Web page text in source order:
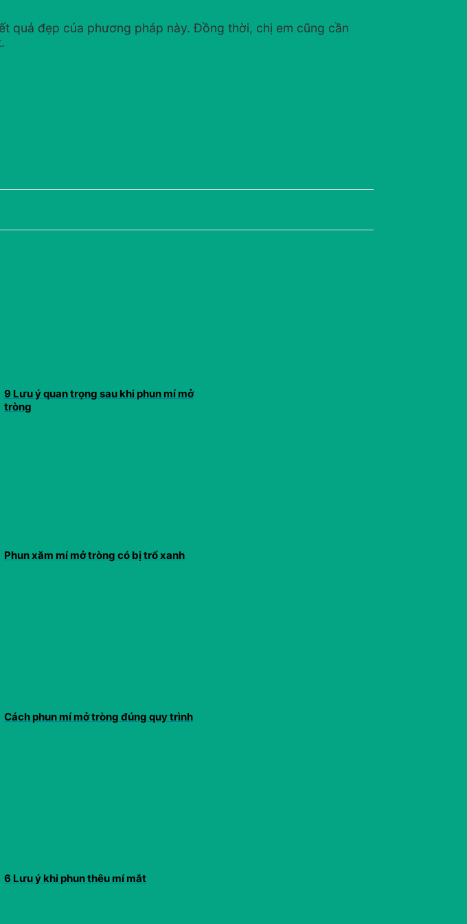
quả đẹp của phương pháp này. Đồng thời, chị em cũng cần
9 Lưu ý quan trọng sau khi phun mí mở
tròng
Phun xăm mí mở tròng có bị trổ xanh
Cách phun mí mở tròng đúng quy trình
6 Lưu ý khi phun thêu mí mắt